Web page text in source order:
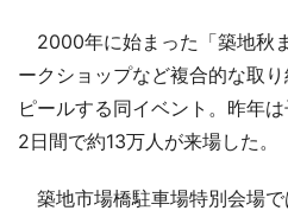
2000年に始まった「築地秋
ークショップなど複合的な取
ピールする同イベント。昨年
2日間で約13万人が来場した。
築地市場橋駐車場特別会場